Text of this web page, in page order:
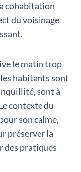
cohabitation
du voisinage
le matin trop
habitants sont
sont à
contexte du
son calme,
préserver la
des pratiques